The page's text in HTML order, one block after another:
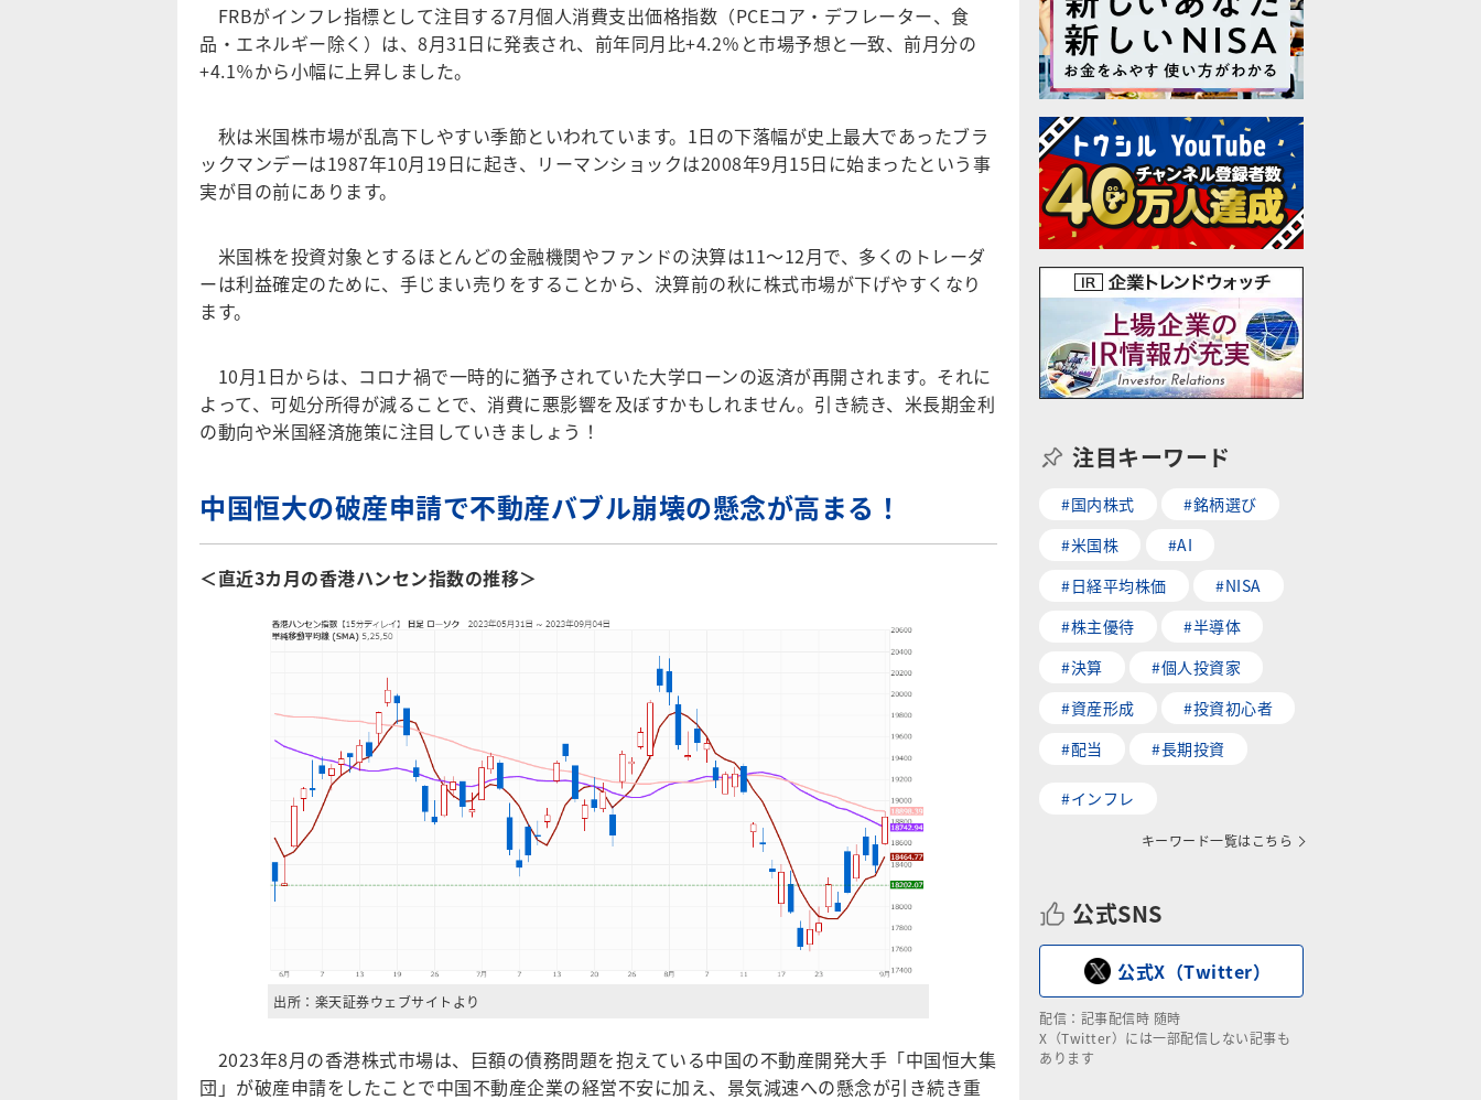
FRBがインフレ指標として注目する7月個人消費支出価格指数（PCEコア・デフレーター、食
品・エネルギー除く）は、8月31日に発表され、前年同月比+4.2％と市場予想と一致、前月分の
+4.1％から小幅に上昇しました。
秋は米国株市場が乱高下しやすい季節といわれています。1日の下落幅が史上最大であったブラ
ックマンデーは1987年10月19日に起き、リーマンショックは2008年9月15日に始まったという事
実が目の前にあります。
米国株を投資対象とするほとんどの金融機関やファンドの決算は11〜12月で、多くのトレーダ
ーは利益確定のために、手じまい売りをすることから、決算前の秋に株式市場が下げやすくなり
ます。
10月1日からは、コロナ禍で一時的に猶予されていた大学ローンの返済が再開されます。それに
よって、可処分所得が減ることで、消費に悪影響を及ぼすかもしれません。引き続き、米長期金利
の動向や米国経済施策に注目していきましょう！
中国恒大の破産申請で不動産バブル崩壊の懸念が高まる！
＜直近3カ月の香港ハンセン指数の推移＞
出所：楽天証券ウェブサイトより
2023年8月の香港株式市場は、巨額の債務問題を抱えている中国の不動産開発大手「中国恒大集
団」が破産申請をしたことで中国不動産企業の経営不安に加え、景気減速への懸念が引き続き重
注目キーワード
#国内株式
#銘柄選び
#米国株
#AI
#日経平均株価
#NISA
#株主優待
#半導体
#決算
#個人投資家
#資産形成
#投資初心者
#配当
#長期投資
#インフレ
キーワード一覧はこちら
公式SNS
公式X（Twitter）
配信：記事配信時 随時
X（Twitter）には一部配信しない記事も
あります